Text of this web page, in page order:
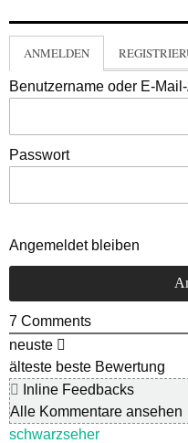
ANMELDEN
Benutzername oder E-
Passwort
Angemeldet bleiben
7 Comments
neuste
älteste beste Bewertung
Inline Feedbacks
Alle Kommentare ansehen
schwarzseher